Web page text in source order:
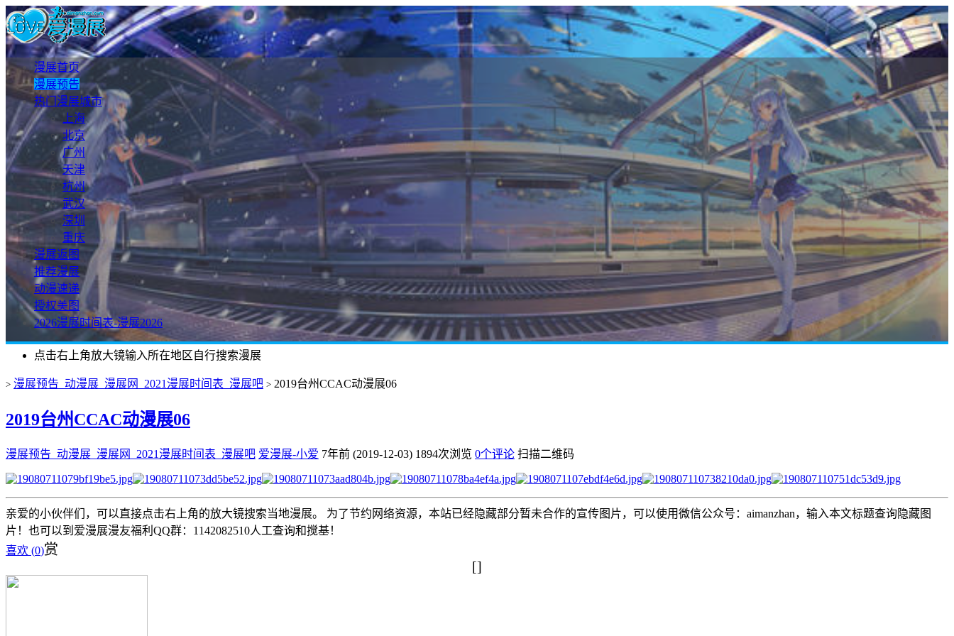
漫展首页
漫展预告
热门漫展城市
上海
北京
广州
天津
杭州
武汉
深圳
重庆
漫展返图
推荐漫展
动漫速递
授权美图
2026漫展时间表-漫展2026
点击右上角放大镜输入所在地区自行搜索漫展
> 漫展预告_动漫展_漫展网_2021漫展时间表_漫展吧 > 2019台州CCAC动漫展06
2019台州CCAC动漫展06
漫展预告_动漫展_漫展网_2021漫展时间表_漫展吧 爱漫展-小爱 7年前 (2019-12-03) 1894次浏览 0个评论 扫描二维码
亲爱的小伙伴们，可以直接点击右上角的放大镜搜索当地漫展。 为了节约网络资源，本站已经隐藏部分暂未合作的宣传图片，可以使用微信公众号：aimanzhan，输入本文标题查询隐藏图
片！也可以到爱漫展漫友福利QQ群：1142082510人工查询和搅基！
喜欢 (0)赏
[]